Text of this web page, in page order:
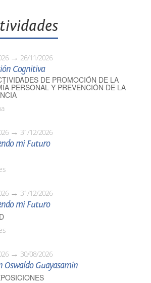
26/11/2026
Cognitiva
DE PROMOCIÓN DE LA
PERSONAL Y PREVENCIÓN DE LA
31/12/2026
mi Futuro
31/12/2026
mi Futuro
30/08/2026
Oswaldo Guayasamín